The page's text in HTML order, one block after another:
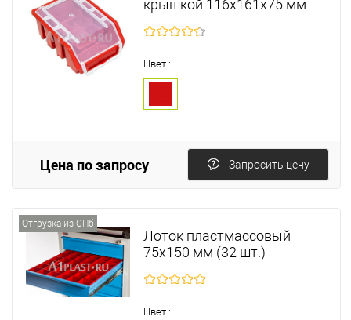
крышкой 116х161х75 мм
Цвет :
Цена по запросу Запросить цену
Отгрузка из СПб
Лоток пластмассовый
75х150 мм (32 шт.)
Цвет :